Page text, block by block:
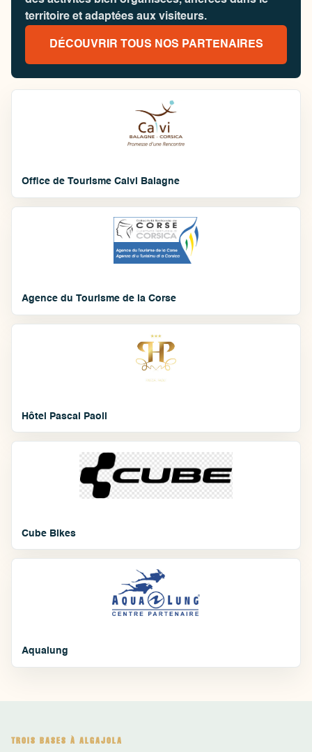
territoire et adaptées aux visiteurs.
DÉCOUVRIR TOUS NOS PARTENAIRES
Office de Tourisme Calvi Balagne
Agence du Tourisme de la Corse
Hôtel Pascal Paoli
Cube Bikes
Aqualung
TROIS BASES À ALGAJOLA